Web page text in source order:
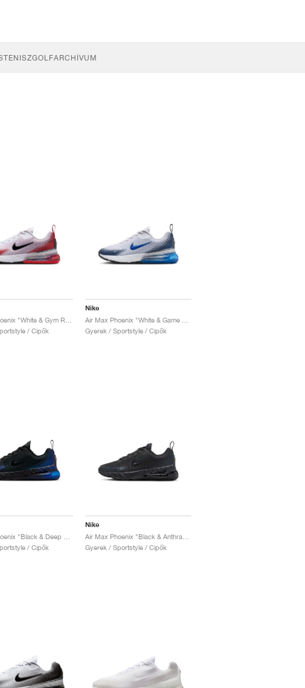
TENISZGOLFARCHÍVUM
/ Cipők
Nike
Gyerek / Sportstyle / Cipők
/ Cipők
Nike
Gyerek / Sportstyle / Cipők